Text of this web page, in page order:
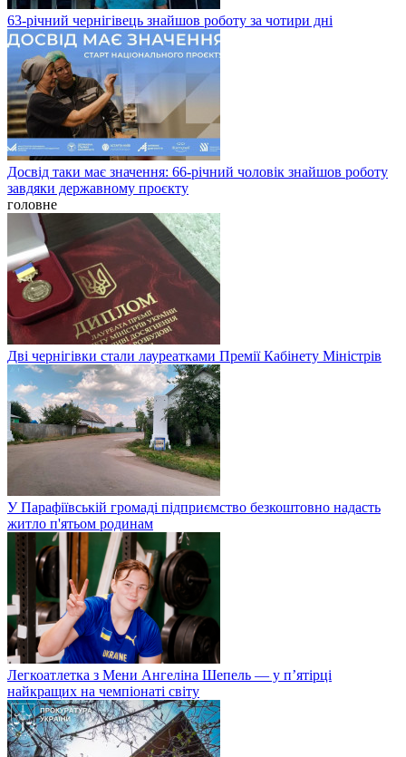
63-річний чернігівець знайшов роботу за чотири дні
Досвід таки має значення: 66-річний чоловік знайшов роботу
завдяки державному проєкту
головне
Дві чернігівки стали лауреатками Премії Кабінету Міністрів
У Парафіївській громаді підприємство безкоштовно надасть
житло п'ятьом родинам
Легкоатлетка з Мени Ангеліна Шепель — у п’ятірці
найкращих на чемпіонаті світу